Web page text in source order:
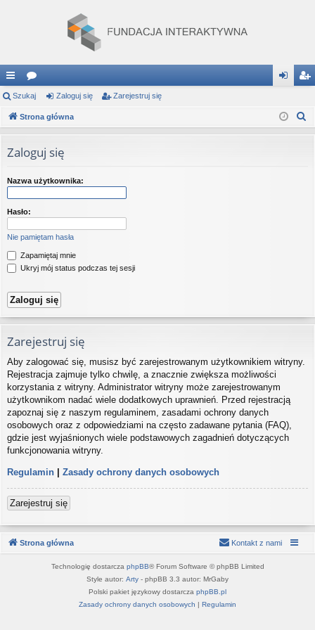
ię
ce
…
or
a og ej
Szukaj Zaloguj się Zarejestruj się
Strona główna
Zaloguj się
Nazwa użytkownika:
Hasło:
Nie pamiętam hasła
Zapamiętaj mnie
Ukryj mój status podczas tej sesji
Zarejestruj się
Aby zalogować się, musisz być zarejestrowanym użytkownikiem witryny.
Rejestracja zajmuje tylko chwilę, a znacznie zwiększa możliwości
korzystania z witryny. Administrator witryny może zarejestrowanym
użytkownikom nadać wiele dodatkowych uprawnień. Przed rejestracją
zapoznaj się z naszym regulaminem, zasadami ochrony danych
osobowych oraz z odpowiedziami na często zadawane pytania (FAQ),
gdzie jest wyjaśnionych wiele podstawowych zagadnień dotyczących
funkcjonowania witryny.
Regulamin | Zasady ochrony danych osobowych
Zarejestruj się
Strona główna Kontakt z nami
Technologię dostarcza phpBB® Forum Software © phpBB Limited
Style autor: Arty - phpBB 3.3 autor: MrGaby
Polski pakiet językowy dostarcza phpBB.pl
Zasady ochrony danych osobowych | Regulamin